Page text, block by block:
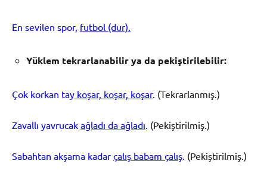
En sevilen spor, futbol (dur).
Yüklem tekrarlanabilir ya da pekiştirilebilir:
Çok korkan tay koşar, koşar, koşar. (Tekrarlanmış.)
Zavallı yavrucak ağladı da ağladı (Pekiştirilmiş.)
Sabahtan akşama kadar çalış babam çalış (Pekiştirilmiş.)